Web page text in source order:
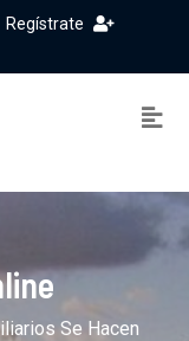
Regístrate
Se Hacen